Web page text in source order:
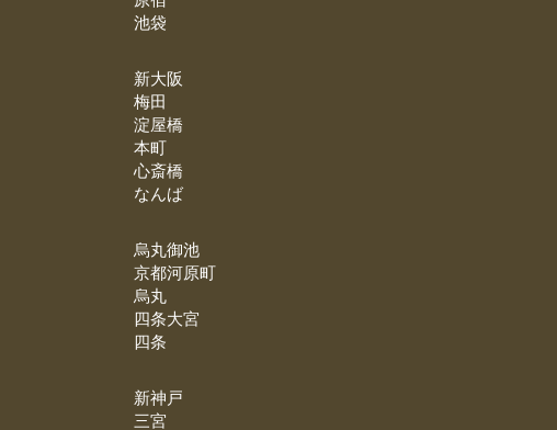
池袋
新大阪
梅田
淀屋橋
本町
心斎橋
なんば
烏丸御池
京都河原町
烏丸
四条大宮
四条
新神戸
三宮